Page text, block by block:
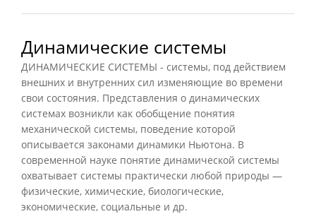
Динамические системы
ДИНАМИЧЕСКИЕ СИСТЕМЫ - системы, под действием
внешних и внутренних сил изменяющие во времени
свои состояния. Представления о динамических
системах возникли как обобщение понятия
механической системы, поведение которой
описывается законами динамики Ньютона. В
современной науке понятие динамической системы
охватывает системы практически любой природы —
физические, химические, биологические,
экономические, социальные и др.